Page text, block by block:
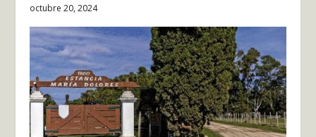
octubre 20, 2024